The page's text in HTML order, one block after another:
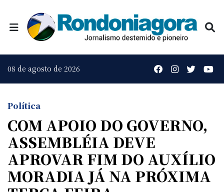
08 de agosto de 2026
Política
COM APOIO DO GOVERNO,
ASSEMBLÉIA DEVE
APROVAR FIM DO AUXÍLIO
MORADIA JÁ NA PRÓXIMA